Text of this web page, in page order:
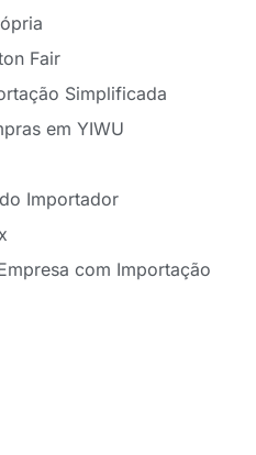
Fair
Simplificada
em YIWU
Importador
com Importação